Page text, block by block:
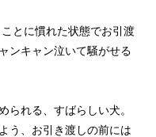
とに慣れた状態でお引渡
ンキャン泣いて騒がせる
られる、すばらしい犬。
う、お引き渡しの前には